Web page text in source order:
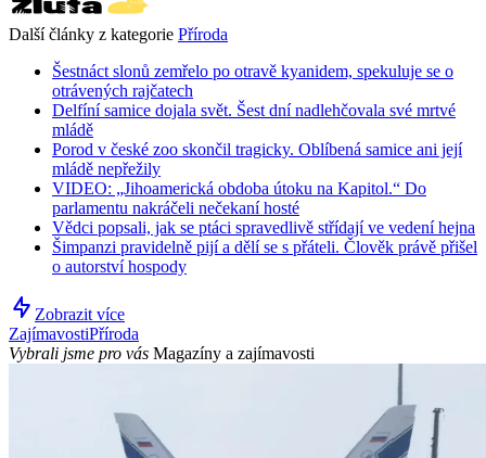
Další články z kategorie Příroda
Šestnáct slonů zemřelo po otravě kyanidem, spekuluje se o
otrávených rajčatech
Delfíní samice dojala svět. Šest dní nadlehčovala své mrtvé
mládě
Porod v české zoo skončil tragicky. Oblíbená samice ani její
mládě nepřežily
VIDEO: „Jihoamerická obdoba útoku na Kapitol.“ Do
parlamentu nakráčeli nečekaní hosté
Vědci popsali, jak se ptáci spravedlivě střídají ve vedení hejna
Šimpanzi pravidelně pijí a dělí se s přáteli. Člověk právě přišel
o autorství hospody
Zobrazit více
ZajímavostiPříroda
Vybrali jsme pro vás Magazíny a zajímavosti